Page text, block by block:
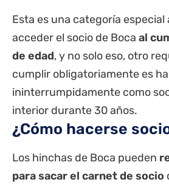
Esta es una categoría especial
acceder el socio de Boca al
de edad, y no solo eso, otro
cumplir obligatoriamente es
ininterrumpidamente como
interior durante 30 años.
¿Cómo hacerse
Los hinchas de Boca pueden
para sacar el carnet de socio